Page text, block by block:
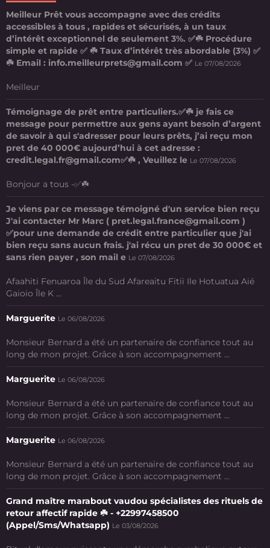
Meilleur Prêt vous accompagne avec des crédits
accessibles à tous , rapides et sécurisés, à un taux
d’intérêt exceptionnel de seulement 3%. ✅☘️ Procédure
simple et rapide ✅ ☘️ Taux d’intérêt très abordable (3%) ✅
☘️ Email : info.meilleurprets@gmail.com ✅ Le 07/08/2026
Meilleur
Témoignage de prêt entre particuliers.✅☘️ je fais ce
message pour permettre aux gens ayant besoin d’argent
de savoir à qui s'adresser pour leurs prêts, j’ai reçu mon
pret de 40 000€ aujourd’hui à cet adresse :
credit.legal.fr@gmail.com✅☘️ , Veuillez le Le 07/08/2026
Bonjour a tous -✅☘️
Je viens par ce message témoigné d'un service bien reçu
J'ai contacter Mr Marc ( pret.legal.france@gmail.com )
✅pour une demande de crédit entre particulier que j'ai
bien reçu sans aucun frais. j'ai récu un pret de 30 000€ et
sans rien payer , son mail e Le 07/08/2026
Afaahiti Fenuaroa Île du Sud Afareaitu Fitii Ile Hotuatua Aié
Gaioio Île K ...
Marguerite Le 06/08/2026
Monsieur Bernard a été un partenaire de confiance tout au
long de mon projet. Grâce à son accompagnement ...
Marguerite Le 06/08/2026
Monsieur Bernard a été un partenaire de confiance tout au
long de mon projet. Grâce à son accompagnement ...
Marguerite Le 06/08/2026
Monsieur Bernard a été un partenaire de confiance tout au
long de mon projet. Grâce à son accompagnement ...
Grand maître marabout vaudou spécialistes des rituels de
retour affectif rapide ☘️ - +22997458500
(Appel/Sms/Whatsapp) Le 03/08/2026